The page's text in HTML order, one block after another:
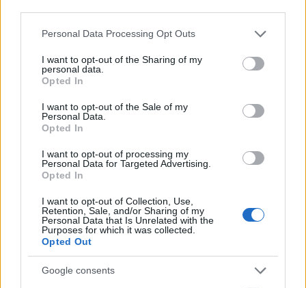
Please note that this website/app uses one or more Google
not limited to your visit or usage behaviour. You may click to
grant or deny consent to Google and its third-party tags to
use your data for below specified purposes in below Google
consent section.
Personal Data Processing Opt Outs
I want to opt-out of the Sharing of my
personal data.
Opted In
I want to opt-out of the Sale of my
Personal Data.
Opted In
I want to opt-out of processing my
Personal Data for Targeted Advertising.
Opted In
I want to opt-out of Collection, Use,
Retention, Sale, and/or Sharing of my
Personal Data that Is Unrelated with the
Purposes for which it was collected.
Opted Out
Google consents
meg a hajad.
Második lépés: samponozás